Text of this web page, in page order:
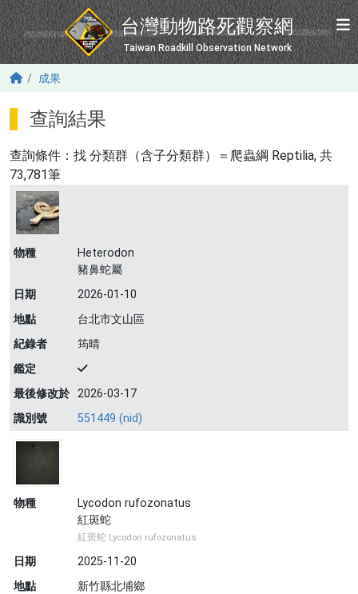
移至主內容
台灣動物路死觀察網
Taiwan Roadkill Observation Network
成果
查詢結果
查詢條件：找 分類群（含子分類群）＝爬蟲綱 Reptilia, 共
73,781筆
物種
Heterodon
豬鼻蛇屬
日期
2026-01-10
地點
台北市文山區
紀錄者
筠晴
鑑定
最後修改於 2026-03-17
識別號
551449 (nid)
物種
Lycodon rufozonatus
紅斑蛇
紅斑蛇 Lycodon rufozonatus
日期
2025-11-20
地點
新竹縣北埔鄉